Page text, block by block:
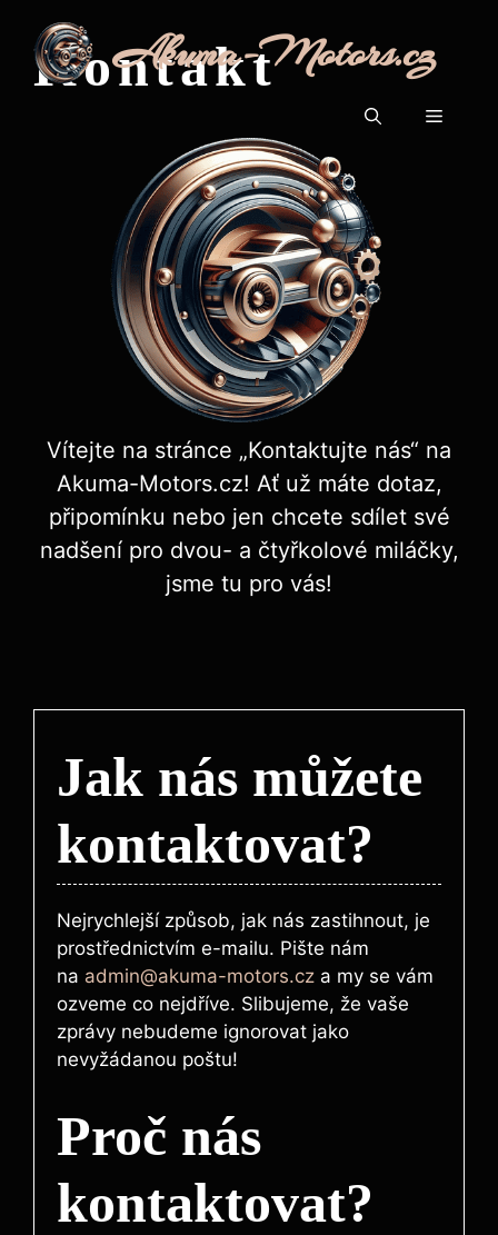
obsah
Akuma-Motors.cz
Menu
Kontakt
Vítejte na stránce „Kontaktujte nás“ na
Akuma-Motors.cz! Ať už máte dotaz,
připomínku nebo jen chcete sdílet své
nadšení pro dvou- a čtyřkolové miláčky,
jsme tu pro vás!
Jak nás můžete
kontaktovat?
Nejrychlejší způsob, jak nás zastihnout, je
prostřednictvím e-mailu. Pište nám
na admin@akuma-motors.cz a my se vám
ozveme co nejdříve. Slibujeme, že vaše
zprávy nebudeme ignorovat jako
nevyžádanou poštu!
Proč nás
kontaktovat?